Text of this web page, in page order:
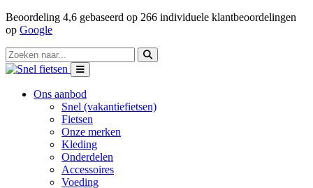
Beoordeling 4,6 gebaseerd op 266 individuele klantbeoordelingen
op Google
Ons aanbod
Snel (vakantiefietsen)
Fietsen
Onze merken
Kleding
Onderdelen
Accessoires
Voeding